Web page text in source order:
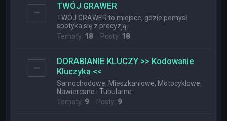
TWÓJ GRAWER
TWÓJ GRAWER to miejsce, gdzie pomysł
spotyka się z precyzją.
Tematy: 18 Posty: 18
DORABIANIE KLUCZY >> Kodowanie
Kluczyka <<
Samochodowe, Mieszkaniowe, Motocyklowe,
Nawiercane i Tubularne.
Tematy: 9 Posty: 9